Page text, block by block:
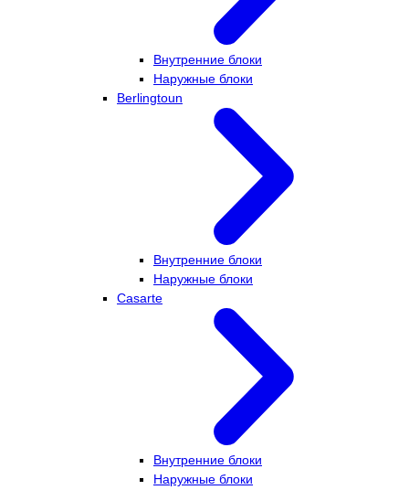
Внутренние блоки
Наружные блоки
Berlingtoun
Внутренние блоки
Наружные блоки
Casarte
Внутренние блоки
Наружные блоки